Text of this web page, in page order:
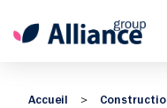
Accueil >